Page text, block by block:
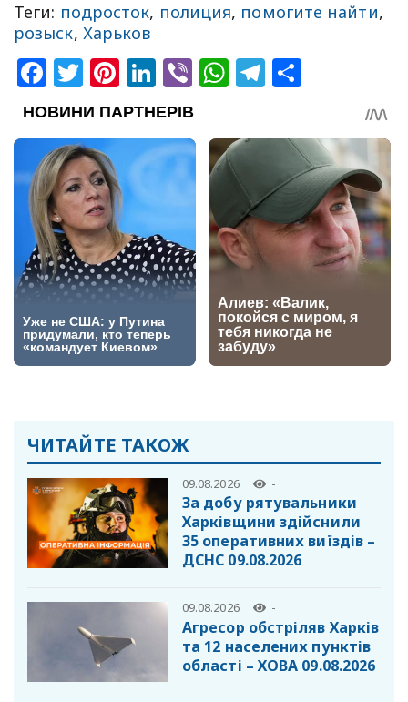
Теги: подросток, полиция, помогите найти,
розыск, Харьков
Facebook
Twitter
Pinterest
LinkedIn
ViberWhatsApp
Telegram
ЧИТАЙТЕ ТАКОЖ
09.08.2026 -
За добу рятувальники
Харківщини здійснили
35 оперативних виїздів –
ДСНС 09.08.2026
09.08.2026 -
Агресор обстріляв Харків
та 12 населених пунктів
області – ХОВА 09.08.2026